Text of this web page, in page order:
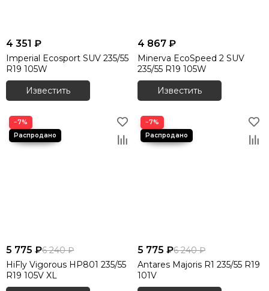
4 351 ₽
Imperial Ecosport SUV 235/55
R19 105W
Известить
4 867 ₽
Minerva EcoSpeed 2 SUV
235/55 R19 105W
Известить
−7%
5 775 ₽6 240 ₽
HiFly Vigorous HP801 235/55
R19 105V XL
−7%
5 775 ₽6 240 ₽
Antares Majoris R1 235/55 R19
101V